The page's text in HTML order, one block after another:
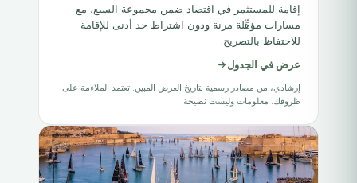
إقامة للمستثمر في اقتصاد ضمن مجموعة السبع، مع
مسارات مؤهِّلة مرنة ودون اشتراط حد أدنى للإقامة
للاحتفاظ بالتصريح.
عرض في الجدول
إرشادي، من مصادر رسمية بتاريخ العرض المبين. تعتمد الملاءمة على
ظروفك. معلومات وليست نصيحة.